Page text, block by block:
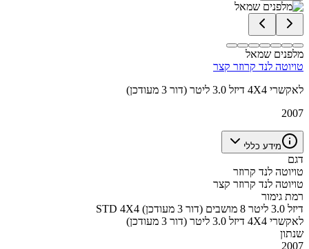
מלפנים שמאל
טויוטה לנד קרוזר קצר
לאקשרי 4X4 דיזל 3.0 ליטר (דור 3 מעודכן)
2007
מידע כללי
דגם
טויוטה לנד קרוזר
טויוטה לנד קרוזר קצר
רמת גימור
STD 4X4 דיזל 3.0 ליטר 8 מושבים (דור 3 מעודכן)
לאקשרי 4X4 דיזל 3.0 ליטר (דור 3 מעודכן)
שנתון
2007